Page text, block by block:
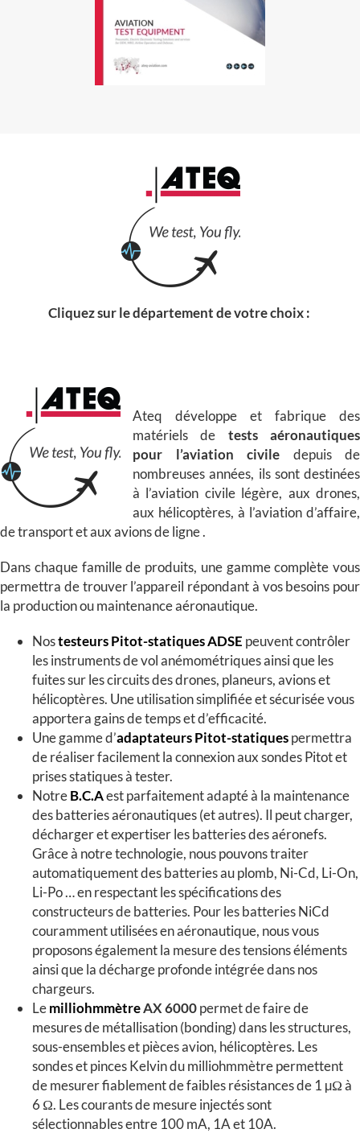
Cliquez sur le département de votre choix :
Ateq développe et fabrique des
matériels de tests aéronautiques
pour l’aviation civile depuis de
nombreuses années, ils sont destinées
à l’aviation civile légère, aux drones,
aux hélicoptères, à l’aviation d’affaire,
de transport et aux avions de ligne .
Dans chaque famille de produits, une gamme complète vous
permettra de trouver l’appareil répondant à vos besoins pour
la production ou maintenance aéronautique.
Nostesteurs Pitot-statiques ADSE peuvent contrôler
les instruments de vol anémométriques ainsi que les
fuites sur les circuits des drones, planeurs, avions et
hélicoptères. Une utilisation simplifiée et sécurisée vous
apportera gains de temps et d’efficacité.
Une gamme d’adaptateursPitot-statiquespermettra
de réaliser facilement la connexion aux sondes Pitot et
prises statiques à tester.
NotreB.C.Aest parfaitement adapté à la maintenance
des batteries aéronautiques (et autres). Il peut charger,
décharger et expertiser les batteries des aéronefs.
Grâce à notre technologie, nous pouvons traiter
automatiquement des batteries au plomb, Ni-Cd, Li-On,
Li-Po … en respectant les spécifications des
constructeurs de batteries. Pour les batteries NiCd
couramment utilisées en aéronautique, nous vous
proposons également la mesure des tensions éléments
ainsi que la décharge profonde intégrée dans nos
chargeurs.
LemilliohmmètreAX 6000permet de faire de
mesures de métallisation (bonding) dans les structures,
sous-ensembles et pièces avion, hélicoptères. Les
sondes et pinces Kelvin du milliohmmètre permettent
de mesurer fiablement de faibles résistances de 1 µΩ à
6 Ω. Les courants de mesure injectés sont
sélectionnables entre 100 mA, 1A et 10A.